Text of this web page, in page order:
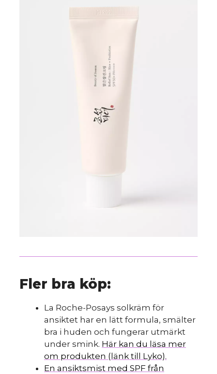
Fler bra köp:
La Roche-Posays solkräm för
ansiktet har en lätt formula, smälter
bra i huden och fungerar utmärkt
under smink. Här kan du läsa mer
om produkten (länk till Lyko).
En ansiktsmist med SPF från